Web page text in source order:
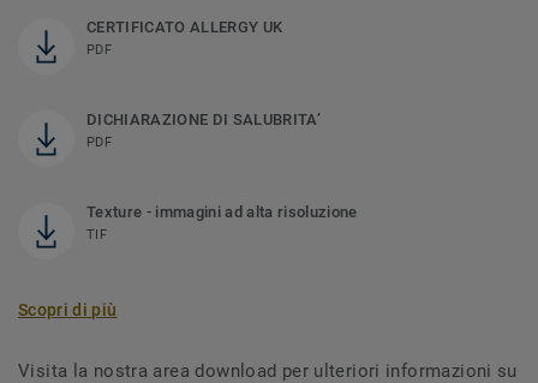
CERTIFICATO ALLERGY UK
PDF
DICHIARAZIONE DI SALUBRITA’
PDF
Texture - immagini ad alta risoluzione
TIF
Scopri di più
Visita la nostra area download per ulteriori informazioni su